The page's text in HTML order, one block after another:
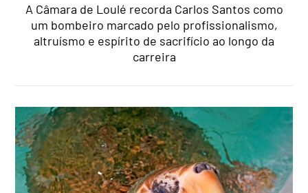
A Câmara de Loulé recorda Carlos Santos como
um bombeiro marcado pelo profissionalismo,
altruísmo e espírito de sacrifício ao longo da
carreira